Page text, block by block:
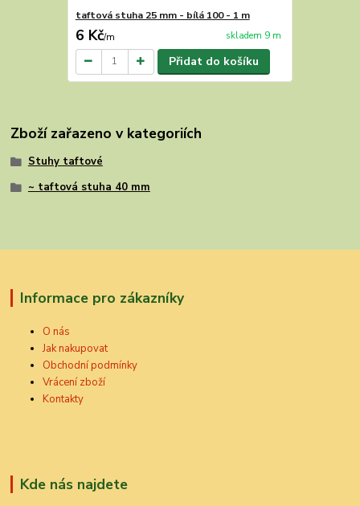
taftová stuha 25 mm - bílá 100 - 1 m
6 Kč/m skladem 9 m
Přidat do košíku
Zboží zařazeno v kategoriích
Stuhy taftové
~ taftová stuha 40 mm
Informace pro zákazníky
O nás
Jak nakupovat
Obchodní podmínky
Vrácení zboží
Kontakty
Kde nás najdete